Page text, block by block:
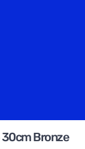
30cm Bronze